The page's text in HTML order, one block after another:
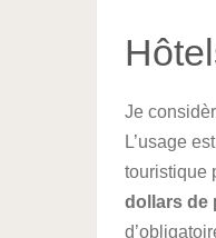
Je
L’usage
touristique
dollars de